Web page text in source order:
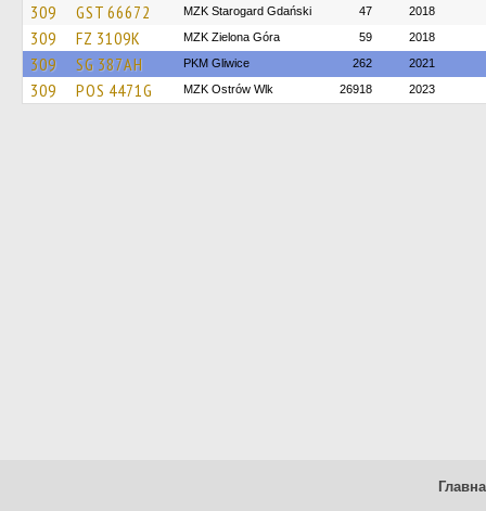
309 GST 66672 MZK Starogard Gdański 47 2018
309 FZ 3109K MZK Zielona Góra 59 2018
309 SG 387AH PKM Gliwice 262 2021
309 POS 4471G MZK Ostrów Wlk 26918 2023